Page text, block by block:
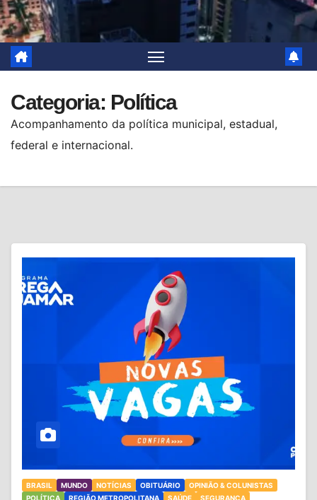
Categoria: Política
Acompanhamento da política municipal, estadual,
federal e internacional.
BRASIL MUNDO NOTÍCIAS OBITUÁRIO
OPINIÃO & COLUNISTAS
POLÍTICA
REGIÃO METROPOLITANA SAÚDE
SEGURANÇA